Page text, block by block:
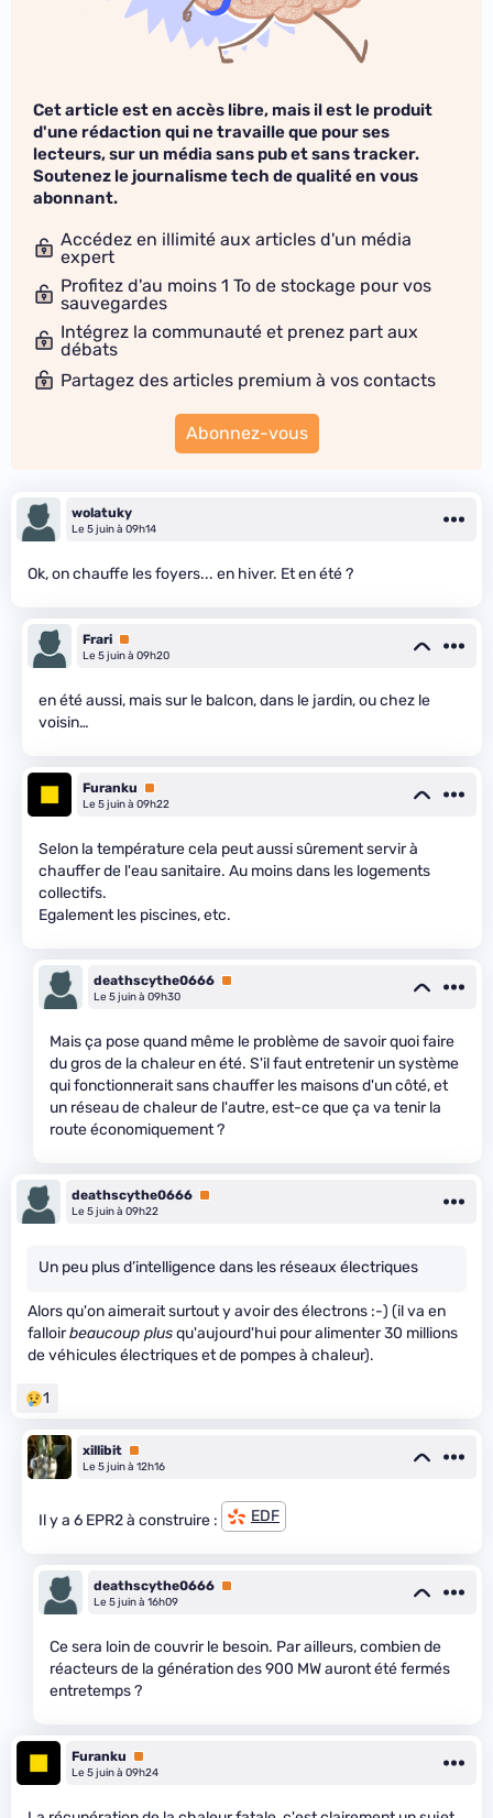
Cet article est en accès libre, mais il est le produit
d'une rédaction qui ne travaille que pour ses
lecteurs, sur un média sans pub et sans tracker.
Soutenez le journalisme tech de qualité en vous
abonnant.
Accédez en illimité aux articles d'un média
expert
Profitez d'au moins 1 To de stockage pour vos
sauvegardes
Intégrez la communauté et prenez part aux
débats
Partagez des articles premium à vos contacts
Abonnez-vous
wolatuky
Le 5 juin à 09h14
Ok, on chauffe les foyers... en hiver. Et en été ?
Frari Premium
Le 5 juin à 09h20
en été aussi, mais sur le balcon, dans le jardin, ou chez le
voisin…
Furanku
Premium
Le 5 juin à 09h22
Selon la température cela peut aussi sûrement servir à
chauffer de l'eau sanitaire. Au moins dans les logements
collectifs.
Egalement les piscines, etc.
deathscythe0666 Premium
Le 5 juin à 09h30
Mais ça pose quand même le problème de savoir quoi faire
du gros de la chaleur en été. S'il faut entretenir un système
qui fonctionnerait sans chauffer les maisons d'un côté, et
un réseau de chaleur de l'autre, est-ce que ça va tenir la
route économiquement ?
deathscythe0666 Premium
Le 5 juin à 09h22
Un peu plus d’intelligence dans les réseaux électriques
Alors qu'on aimerait surtout y avoir des électrons :-) (il va en
falloirbeaucoup plusqu'aujourd'hui pour alimenter 30 millions
de véhicules électriques et de pompes à chaleur).
1
xillibit Premium
Le 5 juin à 12h16
Il y a 6 EPR2 à construire : EDF
deathscythe0666 Premium
Le 5 juin à 16h09
Ce sera loin de couvrir le besoin. Par ailleurs, combien de
réacteurs de la génération des 900 MW auront été fermés
entretemps ?
Furanku
Premium
Le 5 juin à 09h24